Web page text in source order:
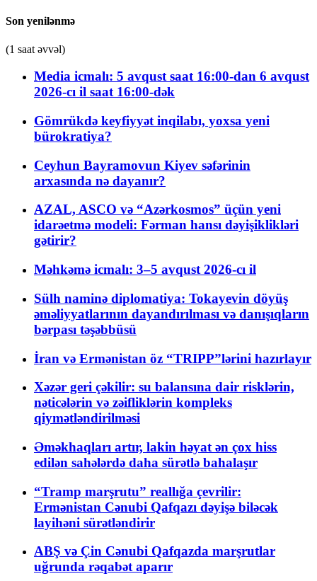
Son yenilənmə
(1 saat əvvəl)
Media icmalı: 5 avqust saat 16:00-dan 6 avqust
2026-cı il saat 16:00-dək
Gömrükdə keyfiyyət inqilabı, yoxsa yeni
bürokratiya?
Ceyhun Bayramovun Kiyev səfərinin
arxasında nə dayanır?
AZAL, ASCO və “Azərkosmos” üçün yeni
idarəetmə modeli: Fərman hansı dəyişiklikləri
gətirir?
Məhkəmə icmalı: 3–5 avqust 2026-cı il
Sülh naminə diplomatiya: Tokayevin döyüş
əməliyyatlarının dayandırılması və danışıqların
bərpası təşəbbüsü
İran və Ermənistan öz “TRIPP”lərini hazırlayır
Xəzər geri çəkilir: su balansına dair risklərin,
nəticələrin və zəifliklərin kompleks
qiymətləndirilməsi
Əməkhaqları artır, lakin həyat ən çox hiss
edilən sahələrdə daha sürətlə bahalaşır
“Tramp marşrutu” reallığa çevrilir:
Ermənistan Cənubi Qafqazı dəyişə biləcək
layihəni sürətləndirir
ABŞ və Çin Cənubi Qafqazda marşrutlar
uğrunda rəqabət aparır